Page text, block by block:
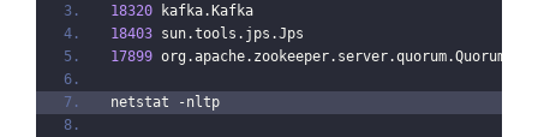
18320 kafka.Kafka
18403 sun.tools.jps.Jps
17899
netstat -nltp